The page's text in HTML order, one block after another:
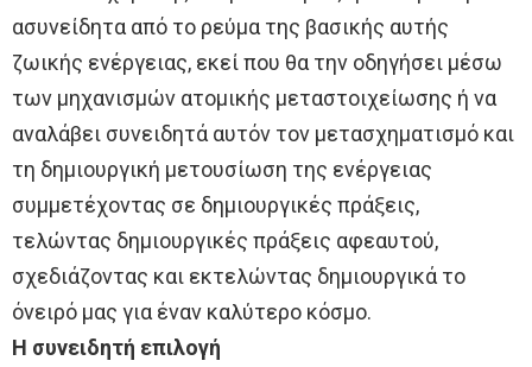
ασυνείδητα από το ρεύμα της βασικής αυτής
ζωικής ενέργειας, εκεί που θα την οδηγήσει μέσω
των μηχανισμών ατομικής μεταστοιχείωσης ή να
αναλάβει συνειδητά αυτόν τον μετασχηματισμό και
τη δημιουργική μετουσίωση της ενέργειας
συμμετέχοντας σε δημιουργικές πράξεις,
τελώντας δημιουργικές πράξεις αφεαυτού,
σχεδιάζοντας και εκτελώντας δημιουργικά το
όνειρό μας για έναν καλύτερο κόσμο.
Η συνειδητή επιλογή